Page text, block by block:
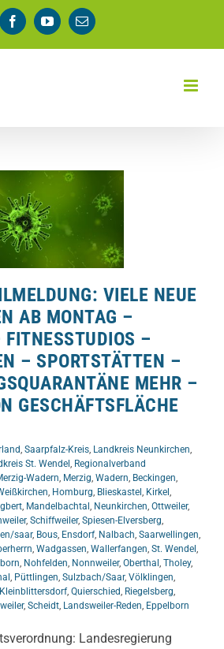
FacebookYouTube
E-
Mail
VIELE NEUE
AB MONTAG –
FITNESSTUDIOS –
– SPORTSTÄTTEN –
MEHR –
GESCHÄFTSFLÄCHE
, Saarpfalz-Kreis, Landkreis Neunkirchen,
St. Wendel, Regionalverband
Wadern, Merzig, Wadern, Beckingen,
, Homburg, Blieskastel, Kirkel,
, Mandelbachtal, Neunkirchen, Ottweiler,
, Schiffweiler, Spiesen-Elversberg,
saar, Bous, Ensdorf, Nalbach, Saarwellingen,
, Wadgassen, Wallerfangen, St. Wendel,
, Nohfelden, Nonnweiler, Oberthal, Tholey,
, Püttlingen, Sulzbach/Saar, Völklingen,
Kleinblittersdorf, Quierschied, Riegelsberg,
, Scheidt, Landsweiler-Reden, Eppelborn
Landesregierung